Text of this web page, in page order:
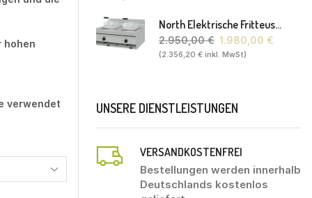
hohen
verwendet
North Elektrische Fritteuse FL20. 80 X 70 X 30(46) Cm
2.950,00€ 1.980,00 €
(2.356,20 € inkl. MwSt)
UNSERE DIENSTLEISTUNGEN
VERSANDKOSTENFREI
Bestellungen werden innerhalb
Deutschlands kostenlos